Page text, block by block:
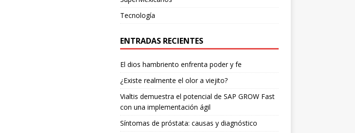
Tecnología
ENTRADAS RECIENTES
El dios hambriento enfrenta poder y fe
¿Existe realmente el olor a viejito?
Vialtis demuestra el potencial de SAP GROW Fast
con una implementación ágil
Síntomas de próstata: causas y diagnóstico